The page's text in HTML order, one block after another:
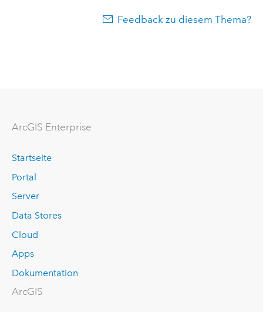
Feedback zu diesem Thema?
ArcGIS Enterprise
Startseite
Portal
Server
Data Stores
Cloud
Apps
Dokumentation
ArcGIS